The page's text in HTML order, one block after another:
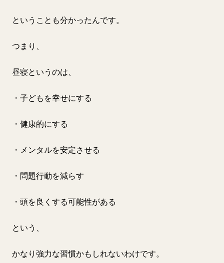
ということも分かったんです。
つまり、
昼寝というのは、
・子どもを幸せにする
・健康的にする
・メンタルを安定させる
・問題行動を減らす
・頭を良くする可能性がある
という、
かなり強力な習慣かもしれないわけです。